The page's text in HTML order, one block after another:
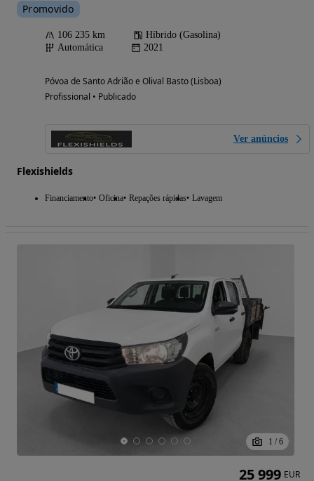
Promovido
106 235 km
Híbrido (Gasolina)
Automática
2021
Póvoa de Santo Adrião e Olival Basto (Lisboa)
Profissional • Publicado
Ver anúncios
Flexishields
Financiamento Oficina Repações rápidas Lavagem
1 / 6
25 999 EUR